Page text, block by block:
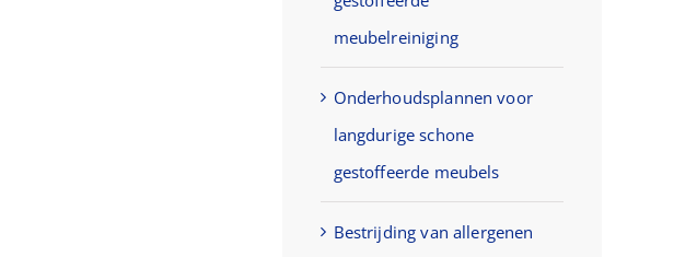
meubelreiniging
Onderhoudsplannen voor
langdurige schone
gestoffeerde meubels
Bestrijding van allergenen